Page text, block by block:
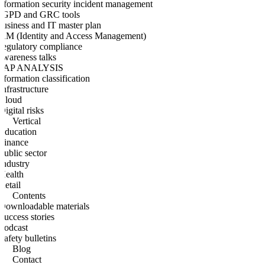
security incident management
and GRC tools
and IT master plan
(Identity and Access Management)
compliance
talks
ANALYSIS
classification
risks
Vertical
sector
Contents
materials
stories
bulletins
Blog
Contact